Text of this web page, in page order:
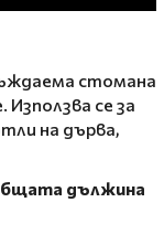
стомана
се за
на дърва,
дължина